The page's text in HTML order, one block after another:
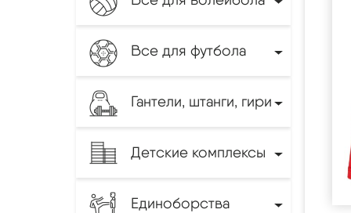
Все для футбола
Гантели, штанги, гири
Детские комплексы
Единоборства